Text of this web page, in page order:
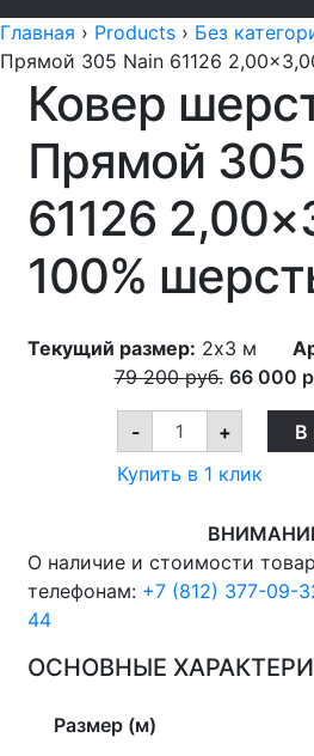
Главная › Products › Без
Прямой 305 Nain 61126
Ковер
Прямой 305
61126
100%
Текущий размер: 2x3 м
79 200руб. 66 000
-
Ковер
шерстяной
Прямой
305
2,00x3,00
м,
100%
шерсть
+
В
Купить в 1 клик
О наличие и стоимости
телефонам: +7 (812) 377-09-
44
ОСНОВНЫЕ
Размер (м)